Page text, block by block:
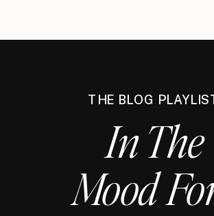
THE BLOG
In The
Mood